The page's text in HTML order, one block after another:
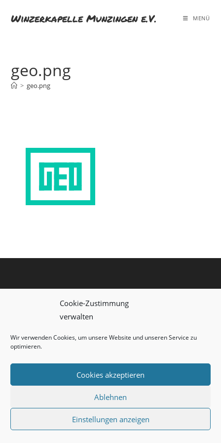
Cookie-Zustimmung
verwalten
Wir verwenden Cookies, um unsere Website und unseren Service zu
optimieren.
Cookies akzeptieren
Ablehnen
Einstellungen anzeigen
InhaltWinzerkapelle Munzingen e.V. MENÜ
geo.png
> geo.png
Copyright 2026 - WKM